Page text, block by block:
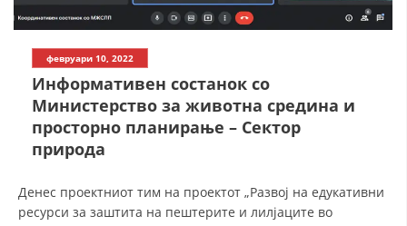
СТРУКТУРА НА ОРГАНИЗАЦИЈАТА
февруари 10, 2022
Информативен состанок со
Министерство за животна средина и
просторно планирање – Сектор
природа
Денес проектниот тим на проектот „Развој на едукативни
ресурси за заштита на пештерите и лилјаците во